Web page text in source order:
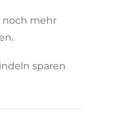
noch mehr
sparen